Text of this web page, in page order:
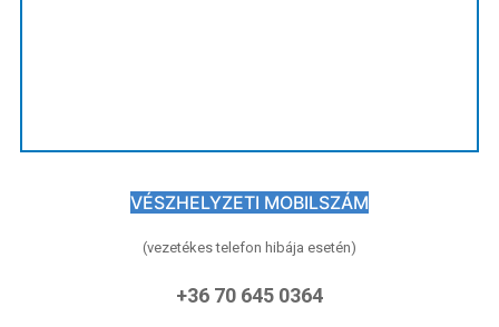
VÉSZHELYZETI MOBILSZÁM
(vezetékes telefon hibája esetén)
+36 70 645 0364